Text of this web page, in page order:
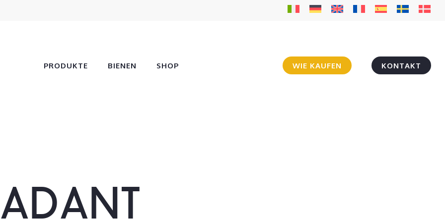
PRODUKTE BIENEN SHOP WIE KAUFEN KONTAKT